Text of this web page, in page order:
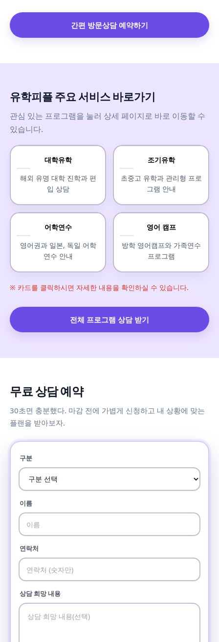
간편 방문상담 예약하기
유학피플 주요 서비스 바로가기
관심 있는 프로그램을 눌러 상세 페이지로 바로 이동할 수
있습니다.
대학유학
해외 유명 대학 진학과 편
입 상담
조기유학
초중고 유학과 관리형 프로
그램 안내
어학연수
영어권과 일본, 독일 어학
연수 안내
영어 캠프
방학 영어캠프와 가족연수
프로그램
※ 카드를 클릭하시면 자세한 내용을 확인하실 수 있습니다.
전체 프로그램 상담 받기
무료 상담 예약
30초면 충분했다. 마감 전에 가볍게 신청하고 내 상황에 맞는
플랜을 받아보자.
구분
이름
연락처
상담 희망 내용